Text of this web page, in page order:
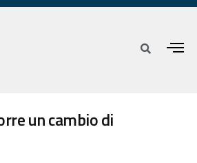
un cambio di